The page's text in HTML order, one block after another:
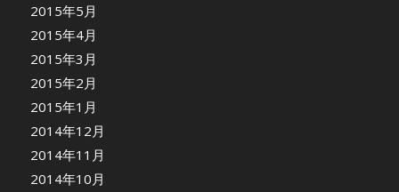
2015年5月
2015年4月
2015年3月
2015年2月
2015年1月
2014年12月
2014年11月
2014年10月